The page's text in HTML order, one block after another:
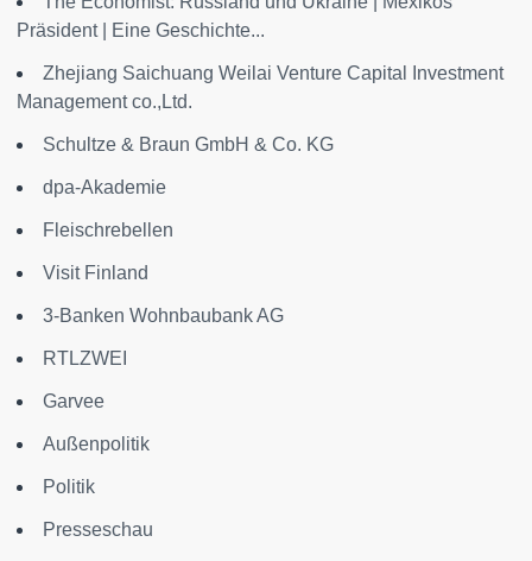
Präsident | Eine Geschichte...
Zhejiang Saichuang Weilai Venture Capital Investment
Management co.,Ltd.
Schultze & Braun GmbH & Co. KG
dpa-Akademie
Fleischrebellen
Visit Finland
3-Banken Wohnbaubank AG
RTLZWEI
Garvee
Außenpolitik
Politik
Presseschau